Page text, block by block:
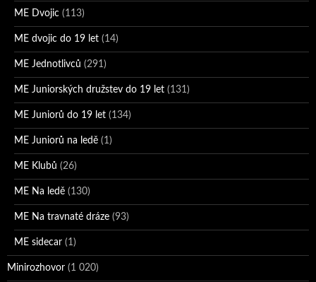
ME Dvojic (113)
ME dvojic do 19 let (14)
ME Jednotlivců (291)
ME Juniorských družstev do 19 let (131)
ME Juniorů do 19 let (134)
ME Juniorů na ledě (1)
ME Klubů (26)
ME Na ledě (130)
ME Na travnaté dráze (93)
ME sidecar (1)
Minirozhovor (1 020)